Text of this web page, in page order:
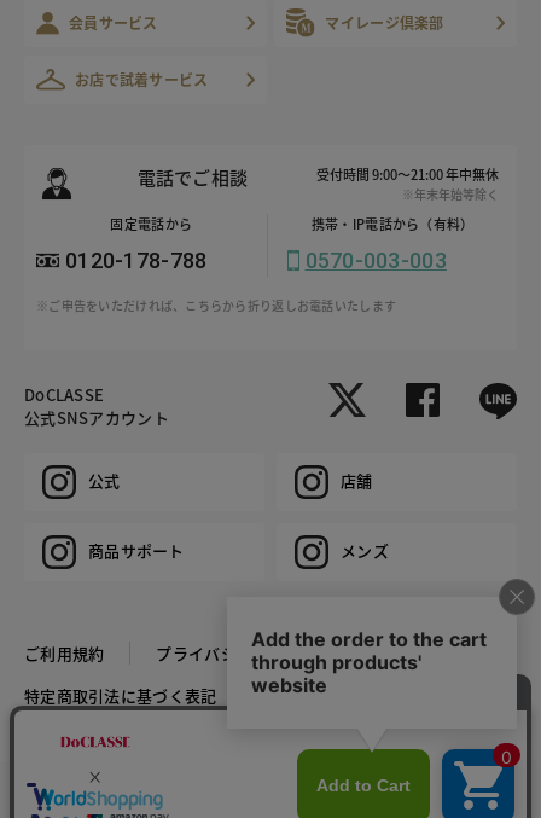
カラー・サイズを選択する
会員サービス マイレージ倶楽部
お店で試着サービス
電話でご相談 受付時間 9:00～21:00 年中無休
※年末年始等除く
固定電話から
0120-178-788
携帯・IP電話から（有料）
0570-003-003
※ご申告をいただければ、こちらから折り返しお電話いたします
DoCLASSE
公式SNSアカウント
公式 店舗
商品サポート メンズ
ご利用規約
プライバシーポリシー
特定商取引法に基づく表記
推奨環境
COPYRIGHT © DoCLASSE ALL RIGHTS RESERVED.